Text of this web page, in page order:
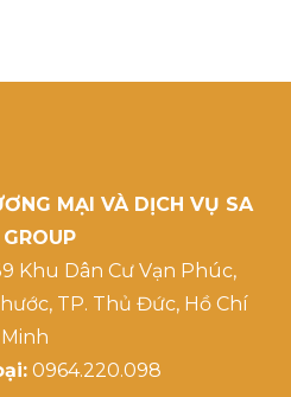
MẠI VÀ DỊCH VỤ SA
GROUP
Khu Dân Cư Vạn Phúc,
TP. Thủ Đức, Hồ Chí
Minh
0964.220.098